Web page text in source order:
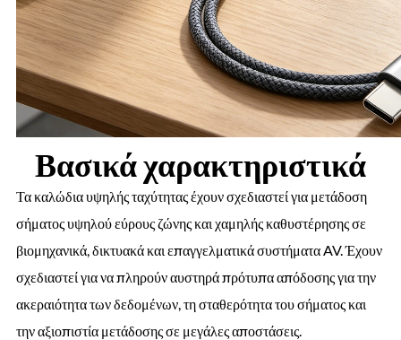
Βασικά χαρακτηριστικά
Τα καλώδια υψηλής ταχύτητας έχουν σχεδιαστεί για μετάδοση
σήματος υψηλού εύρους ζώνης και χαμηλής καθυστέρησης σε
βιομηχανικά, δικτυακά και επαγγελματικά συστήματα AV. Έχουν
σχεδιαστεί για να πληρούν αυστηρά πρότυπα απόδοσης για την
ακεραιότητα των δεδομένων, τη σταθερότητα του σήματος και
την αξιοπιστία μετάδοσης σε μεγάλες αποστάσεις.